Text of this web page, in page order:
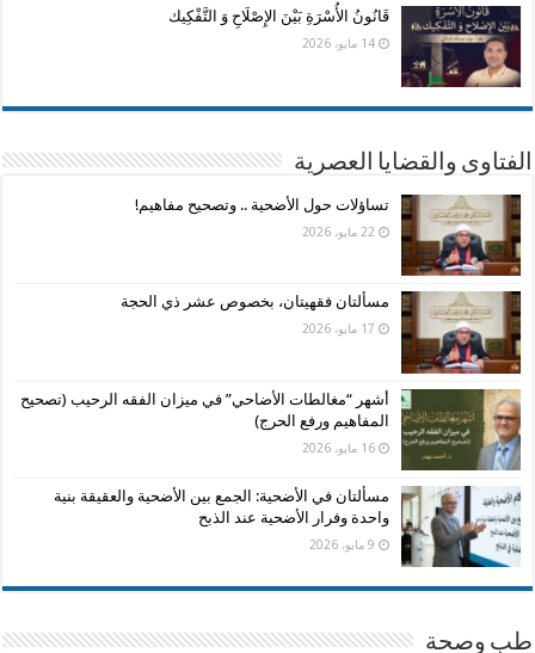
قَانُونُ الأُسْرَةِ بَيْنَ الإِصْلَاحِ وَ التَّفْكِيك
14 مايو، 2026
الفتاوى والقضايا العصرية
تساؤلات حول الأضحية .. وتصحيح مفاهيم!
22 مايو، 2026
مسألتان فقهيتان، بخصوص عشر ذي الحجة
17 مايو، 2026
أشهر “مغالطات الأضاحي” في ميزان الفقه الرحيب (تصحيح
المفاهيم ورفع الحرج)
16 مايو، 2026
مسألتان في الأضحية: الجمع بين الأضحية والعقيقة بنية
واحدة وفرار الأضحية عند الذبح
9 مايو، 2026
طب وصحة